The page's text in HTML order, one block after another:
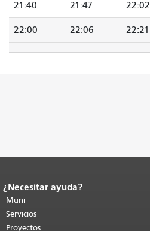
21:40 21:47 22:02
22:00 22:06 22:21
Fin del contenido de la página.
de esta página se repite en todas las
páginas.Volver al principio del
contenido principal
¿Necesitar ayuda?
Muni
Servicios
Proyectos